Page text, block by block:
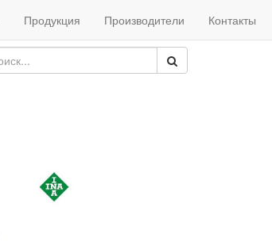
Продукция Производители Контакты